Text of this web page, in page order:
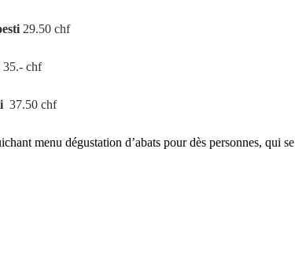
29.50 chf
35.- chf
37.50 chf
menu dégustation d’abats pour dès personnes, qui se